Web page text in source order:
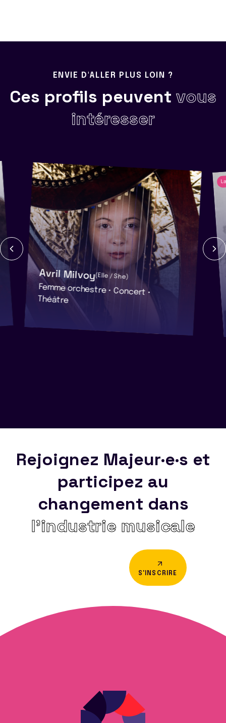
ENVIE D'ALLER PLUS LOIN ?
Ces profils peuvent vous
intéresser
Avril Milvoy(Elle / She)
Femme orchestre • Concert •
Théâtre
Rejoignez Majeur·e·s et
participez au
changement dans
l’industrie musicale
S'INSCRIRE